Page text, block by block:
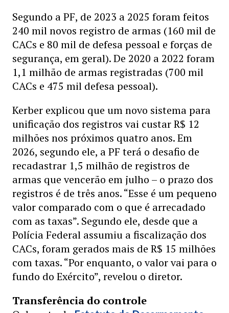
Segundo a PF, de 2023 a 2025 foram feitos
240 mil novos registro de armas (160 mil de
CACs e 80 mil de defesa pessoal e forças de
segurança, em geral). De 2020 a 2022 foram
1,1 milhão de armas registradas (700 mil
CACs e 475 mil defesa pessoal).
Kerber explicou que um novo sistema para
unificação dos registros vai custar R$ 12
milhões nos próximos quatro anos. Em
2026, segundo ele, a PF terá o desafio de
recadastrar 1,5 milhão de registros de
armas que vencerão em julho – o prazo dos
registros é de três anos. “Esse é um pequeno
valor comparado com o que é arrecadado
com as taxas”. Segundo ele, desde que a
Polícia Federal assumiu a fiscalização dos
CACs, foram gerados mais de R$ 15 milhões
com taxas. “Por enquanto, o valor vai para o
fundo do Exército”, revelou o diretor.
Transferência do controle